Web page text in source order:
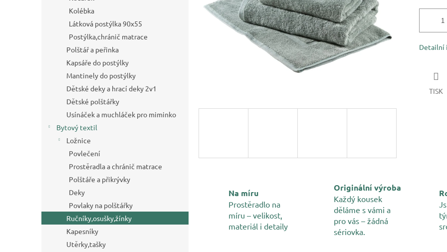
Kolébka
Látková postýlka 90x55
Postýlka,chránič matrace
Polštář a peřinka
Kapsáře do postýlky
Mantinely do postýlky
Dětské deky a hrací deky 2v1
Dětské polštářky
Usínáček a muchláček pro miminko
Bytový textil
Ložnice
Povlečení
Prostěradla a chránič matrace
Polštáře a přikrývky
Deky
Povlaky na polštářky
Ručníky,osušky,žínky
Kapesníky
Utěrky,tašky
Detailní
TISK
Na míru
Prostěradlo na
míru – velikost,
materiál i detaily
Originální výroba
Každý kousek
děláme s vámi a
pro vás – žádná
sériovka.